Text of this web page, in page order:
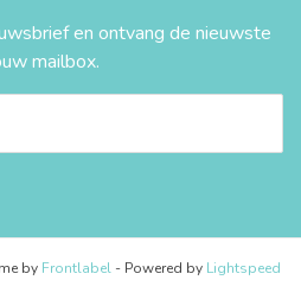
en ontvang de nieuwste
mailbox.
by Frontlabel - Powered by Lightspeed